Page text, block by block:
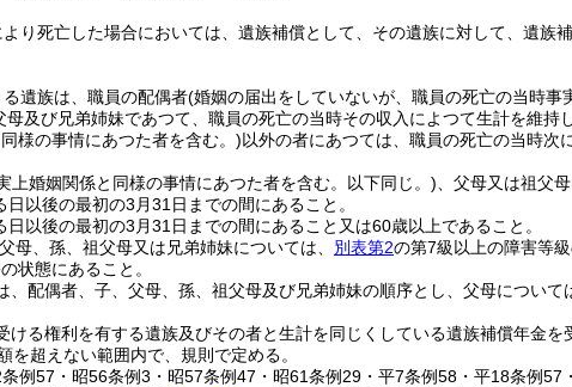
り死亡した場合においては、遺族補償として、その遺族に対して、遺族
遺族は、職員の配偶者(婚姻の届出をしていないが、職員の死亡の当時事
母及び兄弟姉妹であつて、職員の死亡の当時その収入によつて生計を維持
様の事情にあつた者を含む。)以外の者にあつては、職員の死亡の当時次
上婚姻関係と同様の事情にあつた者を含む。以下同じ。) 、父母又は祖父
以後の最初の3月31日までの間にあること。
以後の最初の3月31日までの間にあること又は60歳以上であること。
母、孫、祖父母又は兄弟姉妹については、 別表第2の第7級以上の障害等
状態にあること。
、配偶者、子、父母、孫、祖父母及び兄弟姉妹の順序とし、父母につい
る権利を有する遺族及びその者と生計を同じくしている遺族補償年金を
超えない範囲内で、規則で定める。
例57・昭56条例3・昭57条例47・昭61条例29・平7条例58・平18条例57